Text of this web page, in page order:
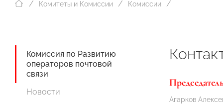
Комитеты и Комиссии Комиссии
Комиссия по Развитию
операторов почтовой
связи
Новости
Агарков